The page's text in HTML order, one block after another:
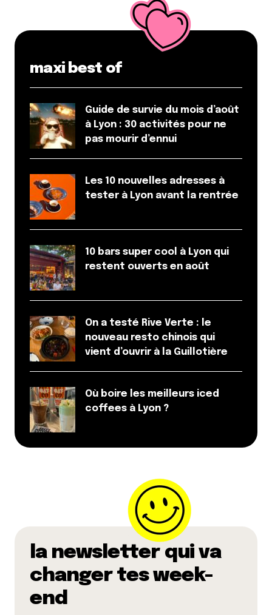
maxi best of
Guide de survie du mois d’août
à Lyon : 30 activités pour ne
pas mourir d’ennui
Les 10 nouvelles adresses à
tester à Lyon avant la rentrée
10 bars super cool à Lyon qui
restent ouverts en août
On a testé Rive Verte : le
nouveau resto chinois qui
vient d’ouvrir à la Guillotière
Où boire les meilleurs iced
coffees à Lyon ?
la newsletter qui va
changer tes week-
end